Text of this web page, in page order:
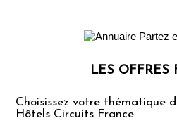
LES OFFRES
Choisissez votre thématique
Hôtels Circuits France